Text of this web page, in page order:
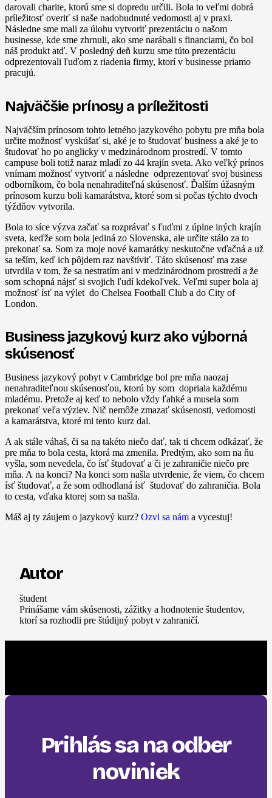
darovali charite, ktorú sme si dopredu určili. Bola to veľmi dobrá
príležitosť overiť si naše nadobudnuté vedomosti aj v praxi.
Následne sme mali za úlohu vytvoriť prezentáciu o našom
businesse, kde sme zhrnuli, ako sme narábali s financiami, čo bol
náš produkt atď. V posledný deň kurzu sme túto prezentáciu
odprezentovali ľuďom z riadenia firmy, ktorí v businesse priamo
pracujú.
Najväčšie prínosy a príležitosti
Najväčším prínosom tohto letného jazykového pobytu pre mňa bola
určite možnosť vyskúšať si, aké je to študovať business a aké je to
študovať ho po anglicky v medzinárodnom prostredí. V tomto
campuse boli totiž naraz mladí zo 44 krajín sveta. Ako veľký prínos
vnímam možnosť vytvoriť a následne odprezentovať svoj business
odborníkom, čo bola nenahraditeľná skúsenosť. Ďalším úžasným
prínosom kurzu boli kamarátstva, ktoré som si počas týchto dvoch
týždňov vytvorila.
Bola to síce výzva začať sa rozprávať s ľuďmi z úplne iných krajín
sveta, keďže som bola jediná zo Slovenska, ale určite stálo za to
prekonať sa. Som za moje nové kamarátky neskutočne vďačná a už
sa teším, keď ich pôjdem raz navštíviť. Táto skúsenosť ma zase
utvrdila v tom, že sa nestratím ani v medzinárodnom prostredí a že
som schopná nájsť si svojich ľudí kdekoľvek. Veľmi super bola aj
možnosť ísť na výlet do Chelsea Football Club a do City of
London.
Business jazykový kurz ako výborná
skúsenosť
Business jazykový pobyt v Cambridge bol pre mňa naozaj
nenahraditeľnou skúsenosťou, ktorú by som dopriala každému
mladému. Pretože aj keď to nebolo vždy ľahké a musela som
prekonať veľa výziev. Nič nemôže zmazať skúsenosti, vedomosti
a kamarátstva, ktoré mi tento kurz dal.
A ak stále váhaš, či sa na takéto niečo dať, tak ti chcem odkázať, že
pre mňa to bola cesta, ktorá ma zmenila. Predtým, ako som na ňu
vyšla, som nevedela, čo ísť študovať a či je zahraničie niečo pre
mňa. A na konci? Na konci som našla utvrdenie, že viem, čo chcem
ísť študovať, a že som odhodlaná ísť študovať do zahraničia. Bola
to cesta, vďaka ktorej som sa našla.
Máš aj ty záujem o jazykový kurz? Ozvi sa nám a vycestuj!
Autor
študent
Prinášame vám skúsenosti, zážitky a hodnotenie študentov,
ktorí sa rozhodli pre štúdijný pobyt v zahraničí.
Prihlás sa na odber
noviniek